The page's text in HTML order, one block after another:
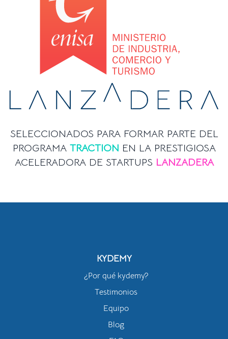
SELECCIONADOS PARA FORMAR PARTE DEL
PROGRAMA TRACTION EN LA PRESTIGIOSA
ACELERADORA DE STARTUPS LANZADERA
KYDEMY
¿Por qué kydemy?
Testimonios
Equipo
Blog